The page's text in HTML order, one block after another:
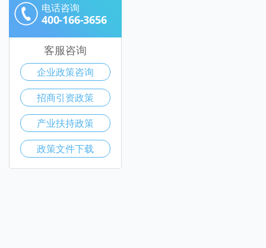
电话咨询
400-166-3656
客服咨询
企业政策咨询
招商引资政策
产业扶持政策
政策文件下载